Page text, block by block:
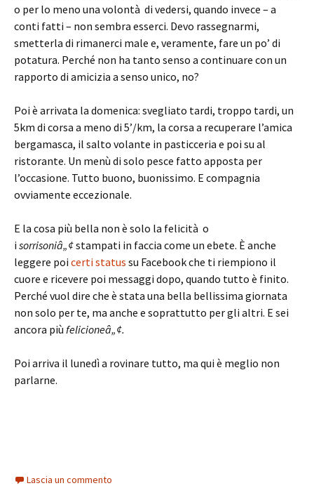
o per lo meno una volontà di vedersi, quando invece – a
conti fatti – non sembra esserci. Devo rassegnarmi,
smetterla di rimanerci male e, veramente, fare un po’ di
potatura. Perché non ha tanto senso a continuare con un
rapporto di amicizia a senso unico, no?
Poi è arrivata la domenica: svegliato tardi, troppo tardi, un
5km di corsa a meno di 5’/km, la corsa a recuperare l’amica
bergamasca, il salto volante in pasticceria e poi su al
ristorante. Un menù di solo pesce fatto apposta per
l’occasione. Tutto buono, buonissimo. E compagnia
ovviamente eccezionale.
E la cosa più bella non è solo la felicità o
i sorrisoniâ„¢stampati in faccia come un ebete. È anche
leggere poi certi status su Facebook che ti riempiono il
cuore e ricevere poi messaggi dopo, quando tutto è finito.
Perché vuol dire che è stata una bella bellissima giornata
non solo per te, ma anche e soprattutto per gli altri. E sei
ancora più felicioneâ„¢.
Poi arriva il lunedì a rovinare tutto, ma qui è meglio non
parlarne.
Lascia un commento